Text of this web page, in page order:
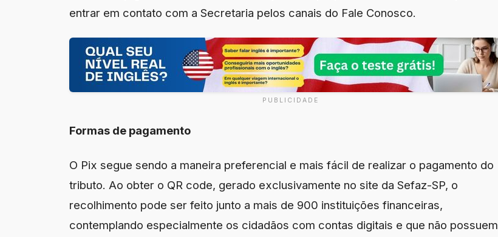
entrar em contato com a Secretaria pelos canais do Fale Conosco.
PUBLICIDADE
Formas de pagamento
O Pix segue sendo a maneira preferencial e mais fácil de realizar o pagamento do
tributo. Ao obter o QR code, gerado exclusivamente no site da Sefaz-SP, o
recolhimento pode ser feito junto a mais de 900 instituições financeiras,
contemplando especialmente os cidadãos com contas digitais e que não possuem